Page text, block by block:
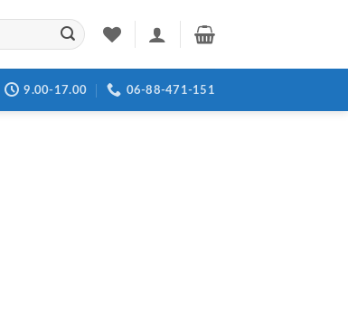
9.00-17.00 06-88-471-151